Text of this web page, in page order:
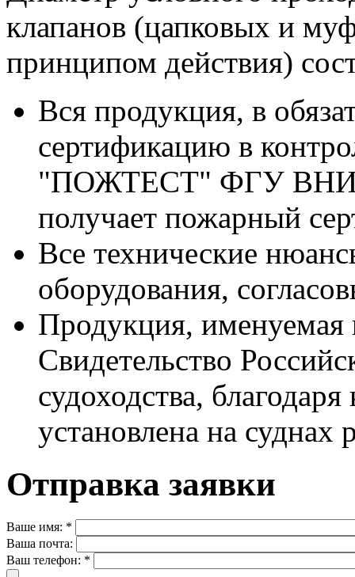
клапанов (цапковых и
принципом действия)
Вся продукция, в
сертификацию в
"ПОЖТЕСТ" ФГУ
получает пожарный
Все технические
оборудования,
Продукция,
Свидетельство
судоходства,
установлена на суднах
Отправка заявки
Ваше имя: *
Ваша почта:
Ваш телефон: *